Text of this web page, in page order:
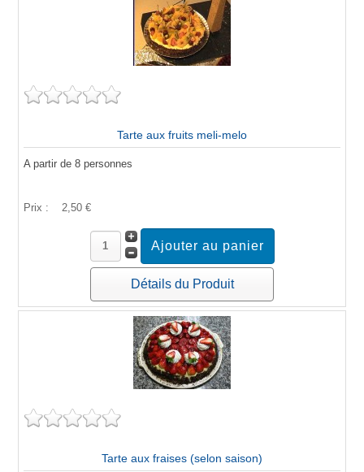
Tarte aux fruits meli-melo
A partir de 8 personnes
Prix : 2,50 €
Détails du Produit
Tarte aux fraises (selon saison)